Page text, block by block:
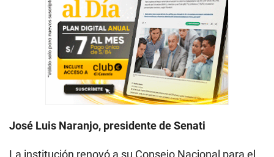
José Luis Naranjo, presidente de Senati
La institución renovó a su Consejo Nacional para el